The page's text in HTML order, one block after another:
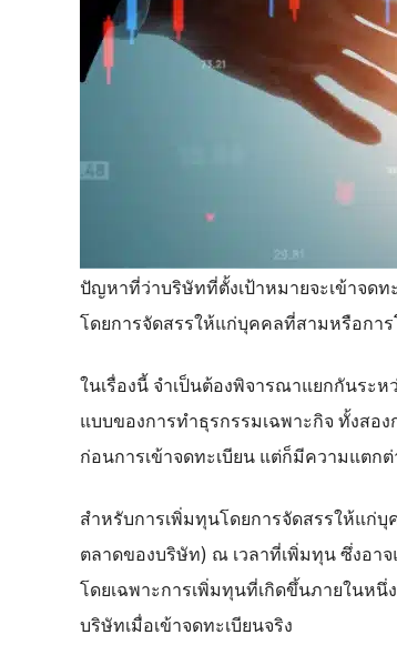
ปัญหาที่ว่าบริษัทที่ตั้งเป้าหมายจะเข้าจดท
โดยการจัดสรรให้แก่บุคคลที่สามหรือกา
ในเรื่องนี้ จำเป็นต้องพิจารณาแยกกันระ
แบบของการทำธุรกรรมเฉพาะกิจ ทั้งสอ
ก่อนการเข้าจดทะเบียน แต่ก็มีความแตก
สำหรับการเพิ่มทุนโดยการจัดสรรให้แก่
ตลาดของบริษัท) ณ เวลาที่เพิ่มทุน ซึ่งอา
โดยเฉพาะการเพิ่มทุนที่เกิดขึ้นภายในห
บริษัทเมื่อเข้าจดทะเบียนจริง